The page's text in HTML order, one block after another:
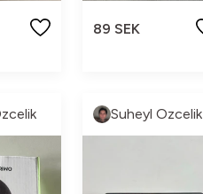
89 SEK
Suheyl Ozcelik